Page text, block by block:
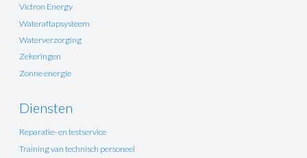
Victron Energy
Wateraftapsysteem
Waterverzorging
Zekeringen
Zonne energie
Diensten
Reparatie- en testservice
Training van technisch personeel